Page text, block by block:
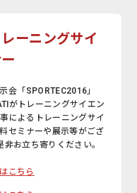
ーニングサイ
会「SPORTEC2016」
がトレーニングサイエン
によるトレーニングサイ
セミナーや展示等がござ
お立ち寄りください。
こちら